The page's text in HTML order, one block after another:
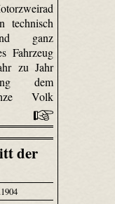
technisch
ganz
Fahrzeug
zu Jahr
dem
Volk
der